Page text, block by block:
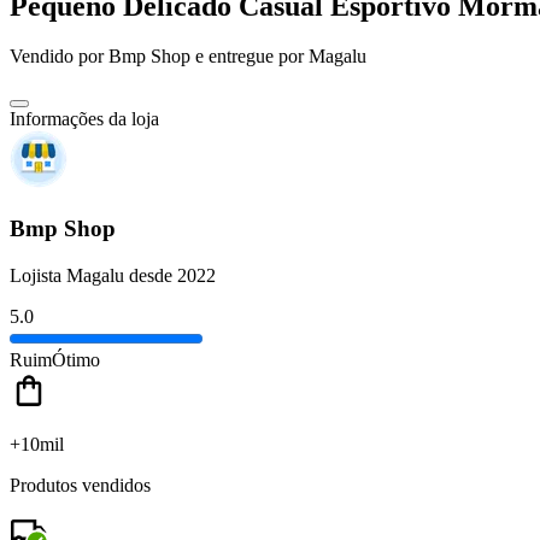
Vendido porBmp Shop e entregue por Magalu
Informações da loja
Bmp Shop
Lojista Magalu desde 2022
5.0
RuimÓtimo
+10mil
Produtos vendidos